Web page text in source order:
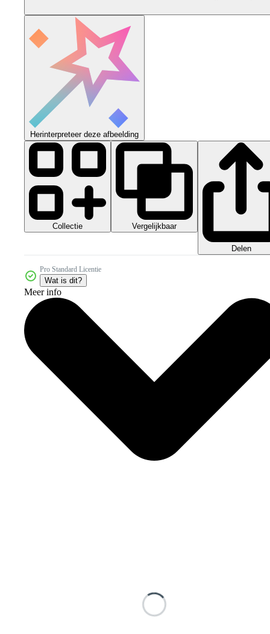
Herinterpreteer deze afbeelding
Collectie Vergelijkbaar
Delen
Pro Standard Licentie
Wat is dit?
Meer info